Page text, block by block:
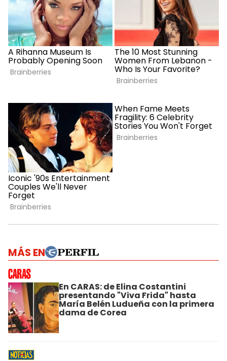
MÁS EN
En CARAS: de Elina Costantini
presentando "Viva Frida" hasta
María Belén Ludueña con la primera
dama de Corea